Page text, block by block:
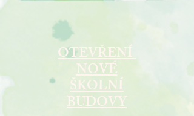
OTEVŘENÍ
NOVÉ
ŠKOLNÍ
BUDOVY